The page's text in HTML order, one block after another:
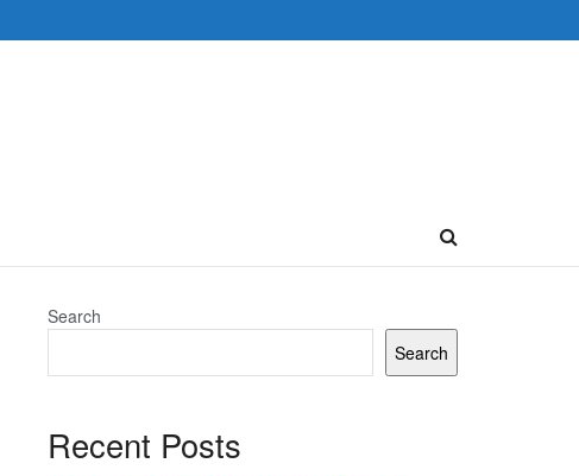
Search
Search
Recent Posts